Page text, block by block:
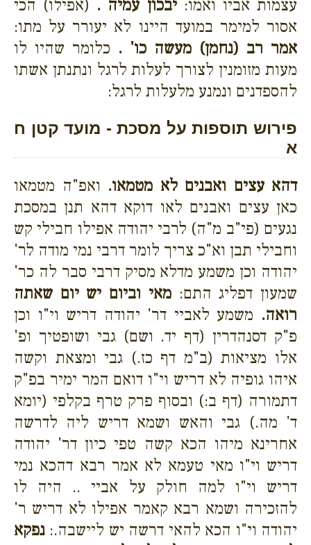
עצמות אביו ואמו:יבכון עמיה . (אפילו) הכי
אסור למימר במועד היינו לא יעורר על מתו:
אמר רב (נחמן) מעשה כו' . כלומר שהיו לו
מעות מזומנין לצורך לעלות לרגל ונתנתן אשתו
להספדנים ונמנע מלעלות לרגל:
פירוש תוספות על מסכת - מועד קטן ח
א
דהא עצים ואבנים לא מטמאו. ואפ"ה מטמאו
כאן עצים ואבנים לאו דוקא דהא תנן במסכת
נגעים (פי"ב מ"ה) לרבי יהודה אפילו חבילי קש
וחבילי תבן וא"כ צריך לומר דרבי נמי מודה לר'
יהודה וכן משמע מדלא מסיק דרבי סבר לה כר'
שמעון דפליג התם:מאי וביום יש יום שאתה
רואה. משמע לאביי דר' יהודה דריש וי"ו וכן
פ"ק דסנהדרין (דף יד. ושם) גבי ושופטיך ופ'
אלו מציאות (ב"מ דף כז.) גבי ומצאת וקשה
איהו גופיה לא דריש וי"ו דואם המר ימיר בפ"ק
דתמורה (דף ב:) ובסוף פרק טרף בקלפי (יומא
ד' מה.) גבי והאש ושמא דריש ליה לדרשה
אחרינא מיהו הכא קשה טפי כיון דר' יהודה
דריש וי"ו מאי טעמא לא אמר רבא דהכא נמי
דריש וי"ו למה חולק על אביי .. היה לו
להזכירה ושמא רבא קאמר אפילו לא דריש ר'
יהודה וי"ו הכא להאי דרשה יש ליישבה.: נפקא